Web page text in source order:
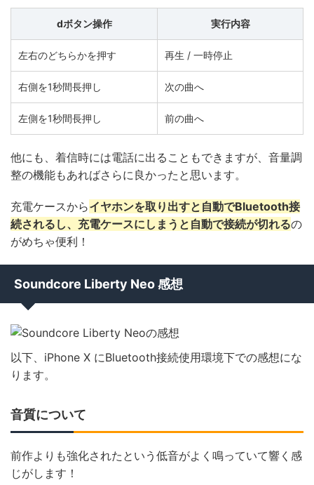
dボタン操作 実行内容
左右のどちらかを押す 再生 / 一時停止
右側を1秒間長押し 次の曲へ
左側を1秒間長押し 前の曲へ
他にも、着信時には電話に出ることもできますが、音量調
整の機能もあればさらに良かったと思います。
充電ケースからイヤホンを取り出すと自動でBluetooth接
続されるし、充電ケースにしまうと自動で接続が切れるの
がめちゃ便利！
Soundcore Liberty Neo 感想
以下、iPhone X にBluetooth接続使用環境下での感想にな
ります。
音質について
前作よりも強化されたという低音がよく鳴っていて響く感
じがします！